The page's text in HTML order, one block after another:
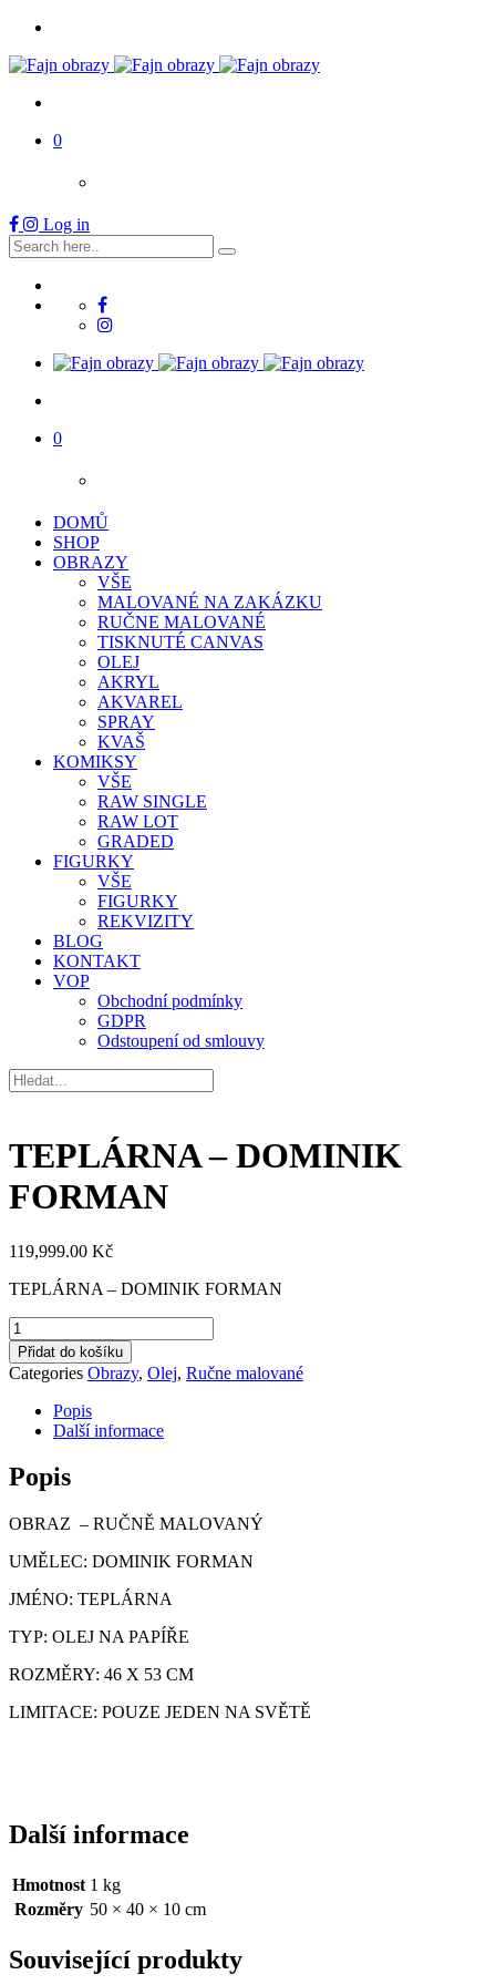
0
Log in
0
DOMŮ
SHOP
OBRAZY
VŠE
MALOVANÉ NA ZAKÁZKU
RUČNE MALOVANÉ
TISKNUTÉ CANVAS
OLEJ
AKRYL
AKVAREL
SPRAY
KVAŠ
KOMIKSY
VŠE
RAW SINGLE
RAW LOT
GRADED
FIGURKY
VŠE
FIGURKY
REKVIZITY
BLOG
KONTAKT
VOP
Obchodní podmínky
GDPR
Odstoupení od smlouvy
TEPLÁRNA – DOMINIK
FORMAN
119,999.00 Kč
TEPLÁRNA – DOMINIK FORMAN
TEPLÁRNA
-
DOMINIK
FORMAN
množství
Přidat do košíku
Categories Obrazy, Olej, Ručne malované
Popis
Další informace
Popis
OBRAZ – RUČNĚ MALOVANÝ
UMĚLEC: DOMINIK FORMAN
JMÉNO: TEPLÁRNA
TYP: OLEJ NA PAPÍŘE
ROZMĚRY: 46 X 53 CM
LIMITACE: POUZE JEDEN NA SVĚTĚ
Další informace
Hmotnost 1 kg
Rozměry 50 × 40 × 10 cm
Související produkty